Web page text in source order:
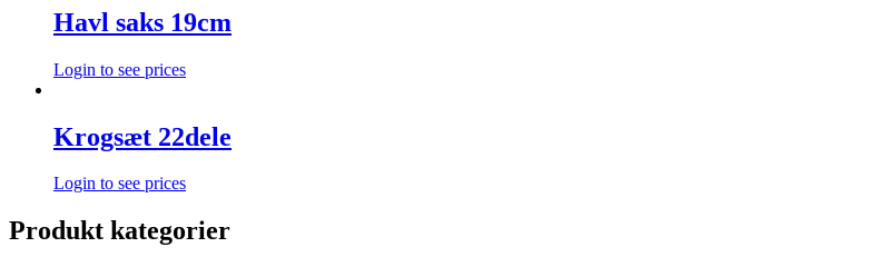
Havl saks 19cm
Login to see prices
Krogsæt 22dele
Login to see prices
Produkt kategorier